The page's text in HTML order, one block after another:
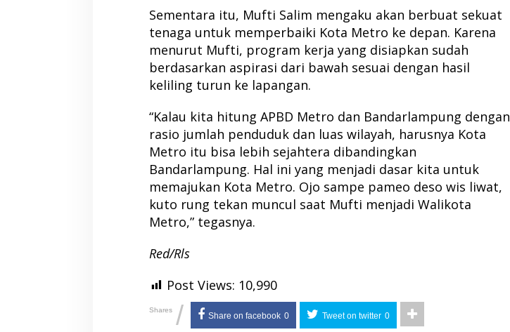
Sementara itu, Mufti Salim mengaku akan berbuat sekuat
tenaga untuk memperbaiki Kota Metro ke depan. Karena
menurut Mufti, program kerja yang disiapkan sudah
berdasarkan aspirasi dari bawah sesuai dengan hasil
keliling turun ke lapangan.
“Kalau kita hitung APBD Metro dan Bandarlampung dengan
rasio jumlah penduduk dan luas wilayah, harusnya Kota
Metro itu bisa lebih sejahtera dibandingkan
Bandarlampung. Hal ini yang menjadi dasar kita untuk
memajukan Kota Metro. Ojo sampe pameo deso wis liwat,
kuto rung tekan muncul saat Mufti menjadi Walikota
Metro,” tegasnya.
Red/Rls
Post Views: 10,990
Shares / Share on facebook 0 Tweet on twitter 0